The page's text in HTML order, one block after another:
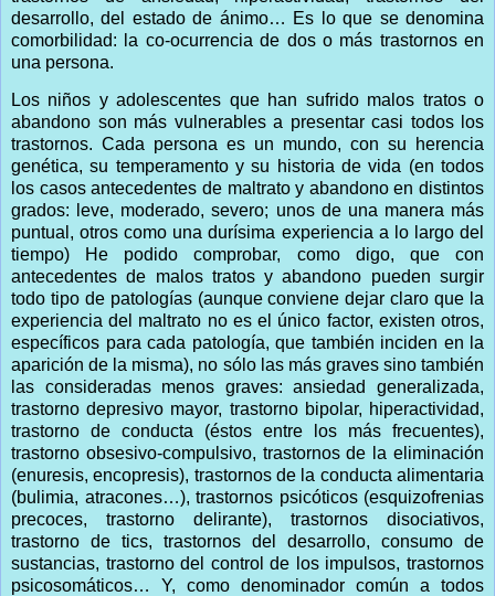
desarrollo, del estado de ánimo… Es lo que se denomina
comorbilidad: la co-ocurrencia de dos o más trastornos en
una persona.
Los niños y adolescentes que han sufrido malos tratos o
abandono son más vulnerables a presentar casi todos los
trastornos. Cada persona es un mundo, con su herencia
genética, su temperamento y su historia de vida (en todos
los casos antecedentes de maltrato y abandono en distintos
grados: leve, moderado, severo; unos de una manera más
puntual, otros como una durísima experiencia a lo largo del
tiempo) He podido comprobar, como digo, que con
antecedentes de malos tratos y abandono pueden surgir
todo tipo de patologías (aunque conviene dejar claro que la
experiencia del maltrato no es el único factor, existen otros,
específicos para cada patología, que también inciden en la
aparición de la misma), no sólo las más graves sino también
las consideradas menos graves: ansiedad generalizada,
trastorno depresivo mayor, trastorno bipolar, hiperactividad,
trastorno de conducta (éstos entre los más frecuentes),
trastorno obsesivo-compulsivo, trastornos de la eliminación
(enuresis, encopresis), trastornos de la conducta alimentaria
(bulimia, atracones…), trastornos psicóticos (esquizofrenias
precoces, trastorno delirante), trastornos disociativos,
trastorno de tics, trastornos del desarrollo, consumo de
sustancias, trastorno del control de los impulsos, trastornos
psicosomáticos… Y, como denominador común a todos